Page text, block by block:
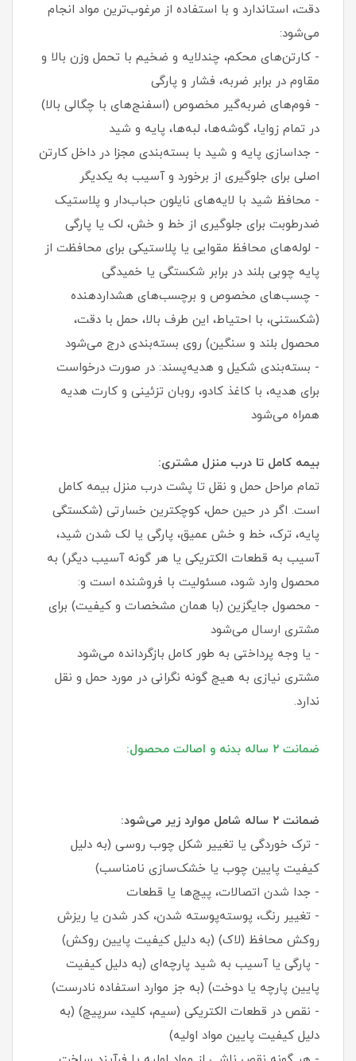
دقت، استاندارد و با استفاده از مرغوب‌ترین مواد انجام
می‌شود:
- کارتن‌های محکم، چندلایه و ضخیم با تحمل وزن بالا و
مقاوم در برابر ضربه، فشار و پارگی
- فوم‌های ضربه‌گیر مخصوص (اسفنج‌های با چگالی بالا)
در تمام زوایا، گوشه‌ها، لبه‌ها، پایه و شید
- جداسازی پایه و شید با بسته‌بندی مجزا در داخل کارتن
اصلی برای جلوگیری از برخورد و آسیب به یکدیگر
- محافظ شید با لایه‌های نایلون حباب‌دار و پلاستیک
ضدرطوبت برای جلوگیری از خط و خش، لک یا پارگی
- لوله‌های محافظ مقوایی یا پلاستیکی برای محافظت از
پایه چوبی بلند در برابر شکستگی یا خمیدگی
- چسب‌های مخصوص و برچسب‌های هشداردهنده
(شکستنی، با احتیاط، این طرف بالا، حمل با دقت،
محصول بلند و سنگین) روی بسته‌بندی درج می‌شود
- بسته‌بندی شکیل و هدیه‌پسند: در صورت درخواست
برای هدیه، با کاغذ کادو، روبان تزئینی و کارت هدیه
همراه می‌شود
بیمه کامل تا درب منزل مشتری:
تمام مراحل حمل و نقل تا پشت درب منزل بیمه کامل
است. اگر در حین حمل، کوچکترین خسارتی (شکستگی
پایه، ترک، خط و خش عمیق، پارگی یا لک شدن شید،
آسیب به قطعات الکتریکی یا هر گونه آسیب دیگر) به
محصول وارد شود، مسئولیت با فروشنده است و:
- محصول جایگزین (با همان مشخصات و کیفیت) برای
مشتری ارسال می‌شود
- یا وجه پرداختی به طور کامل بازگردانده می‌شود
مشتری نیازی به هیچ گونه نگرانی در مورد حمل و نقل
ندارد.
ضمانت ۲ ساله بدنه و اصالت محصول:
ضمانت ۲ ساله شامل موارد زیر می‌شود:
- ترک خوردگی یا تغییر شکل چوب روسی (به دلیل
کیفیت پایین چوب یا خشک‌سازی نامناسب)
- جدا شدن اتصالات، پیچ‌ها یا قطعات
- تغییر رنگ، پوسته‌پوسته شدن، کدر شدن یا ریزش
روکش محافظ (لاک) (به دلیل کیفیت پایین روکش)
- پارگی یا آسیب به شید پارچه‌ای (به دلیل کیفیت
پایین پارچه یا دوخت) (به جز موارد استفاده نادرست)
- نقص در قطعات الکتریکی (سیم، کلید، سرپیچ) (به
دلیل کیفیت پایین مواد اولیه)